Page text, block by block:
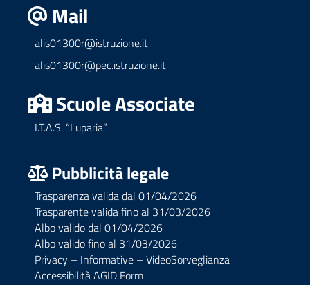
Mail
alis01300r@istruzione.it
alis01300r@pec.istruzione.it
Scuole Associate
I.T.A.S. “Luparia”
Pubblicità legale
Trasparenza valida dal 01/04/2026
Trasparente valida fino al 31/03/2026
Albo valido dal 01/04/2026
Albo valido fino al 31/03/2026
Privacy – Informative – VideoSorveglianza
Accessibilità AGID Form